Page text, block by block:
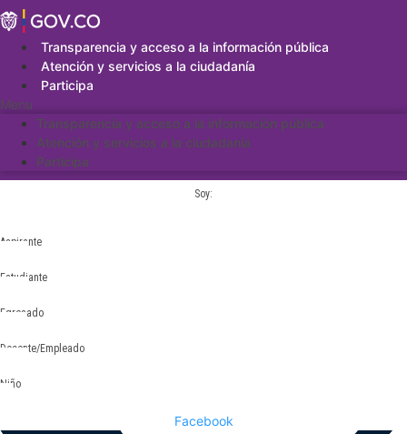
Saltar
al
contenidoTransparencia y acceso a la información pública
Atención y servicios a la ciudadanía
Participa
Menu
Transparencia y acceso a la información pública
Atención y servicios a la ciudadanía
Participa
Soy:
Aspirante
Estudiante
Egresado
Docente/Empleado
Niño
Facebook